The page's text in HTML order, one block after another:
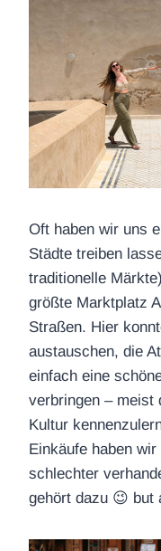
Oft haben wir uns
Städte treiben
traditionelle
größte Marktplatz
Straßen. Hier
austauschen, die
einfach eine
verbringen – meist
Kultur
Einkäufe haben
schlechter
gehört dazu 😉 but